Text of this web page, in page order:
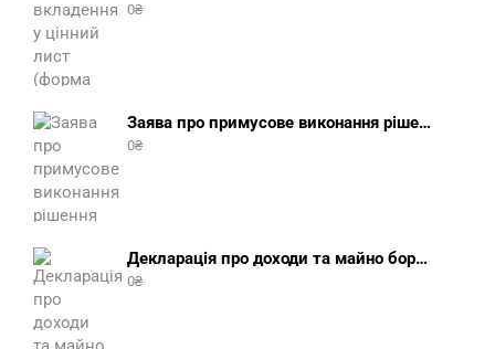
0₴
Заява про примусове виконання рішення (зразок, шаблон 2025 року)
0₴
Декларація про доходи та майно боржника фізичної особи (бланк) + інструкція
0₴